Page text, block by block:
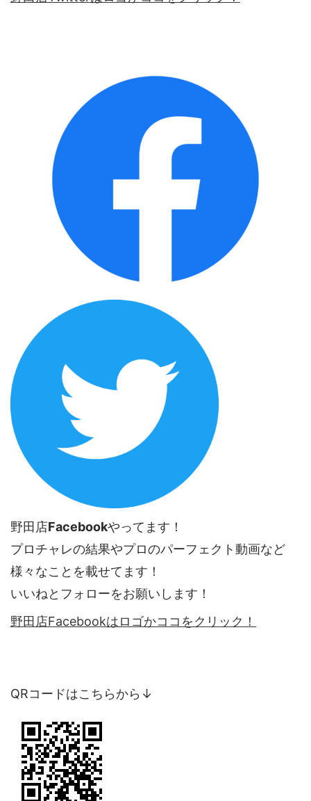
野田店Facebookやってます！
プロチャレの結果やプロのパーフェクト動画など
様々なことを載せてます！
いいねとフォローをお願いします！
野田店Facebookはロゴかココをクリック！
QRコードはこちらから↓